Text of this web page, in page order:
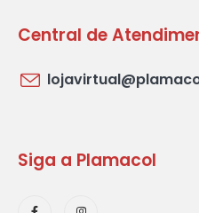
Central de
Siga a Plamacol